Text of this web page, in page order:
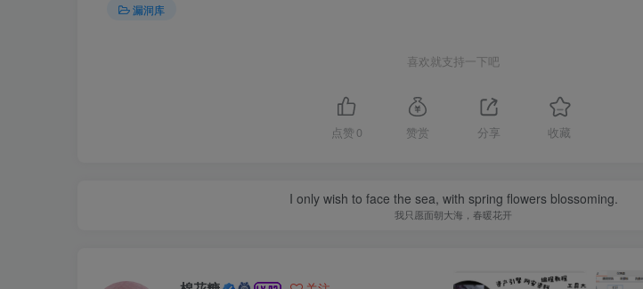
漏洞库
喜欢就支持一下吧
点赞 0 赞赏 分享 收藏
I only wish to face the sea, with spring flowers blossoming.
我只愿面朝大海，春暖花开